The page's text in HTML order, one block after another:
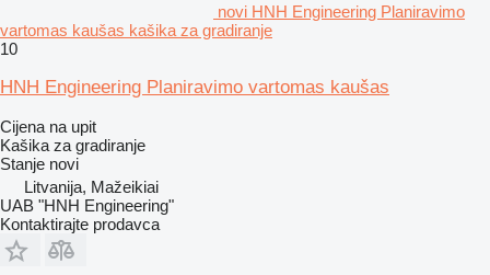
novi HNH Engineering Planiravimo
vartomas kaušas kašika za gradiranje
10
HNH Engineering Planiravimo vartomas kaušas
Cijena na upit
Kašika za gradiranje
Stanje novi
Litvanija, Mažeikiai
UAB "HNH Engineering"
Kontaktirajte prodavca